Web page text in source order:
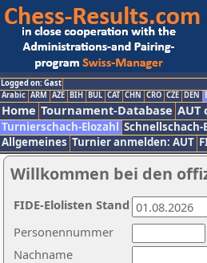
Logged on: Gast
Arabic ARM AZE BIH BUL CAT CHN CRO CZE DEN
Home Tournament-Database AUT
Turnierschach-Elozahl Schnellschach-
Allgemeines Turnier anmelden: AUT
Willkommen bei den
Nachname
Personennummer
FIDE-Elolisten Stand